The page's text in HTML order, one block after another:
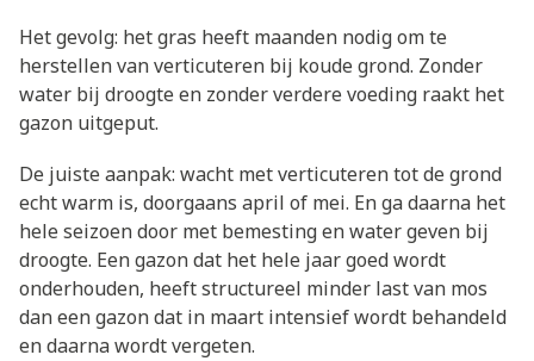
Het gevolg: het gras heeft maanden nodig om te
herstellen van verticuteren bij koude grond. Zonder
water bij droogte en zonder verdere voeding raakt het
gazon uitgeput.
De juiste aanpak: wacht met verticuteren tot de grond
echt warm is, doorgaans april of mei. En ga daarna het
hele seizoen door met bemesting en water geven bij
droogte. Een gazon dat het hele jaar goed wordt
onderhouden, heeft structureel minder last van mos
dan een gazon dat in maart intensief wordt behandeld
en daarna wordt vergeten.